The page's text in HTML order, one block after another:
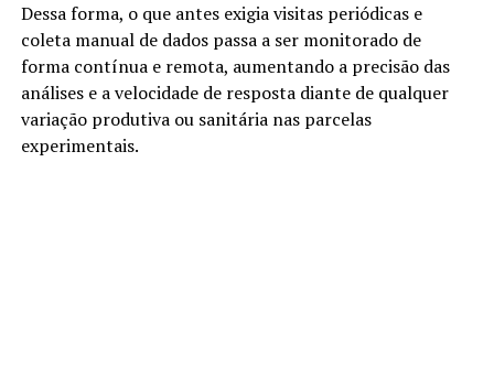
Dessa forma, o que antes exigia visitas periódicas e
coleta manual de dados passa a ser monitorado de
forma contínua e remota, aumentando a precisão das
análises e a velocidade de resposta diante de qualquer
variação produtiva ou sanitária nas parcelas
experimentais.